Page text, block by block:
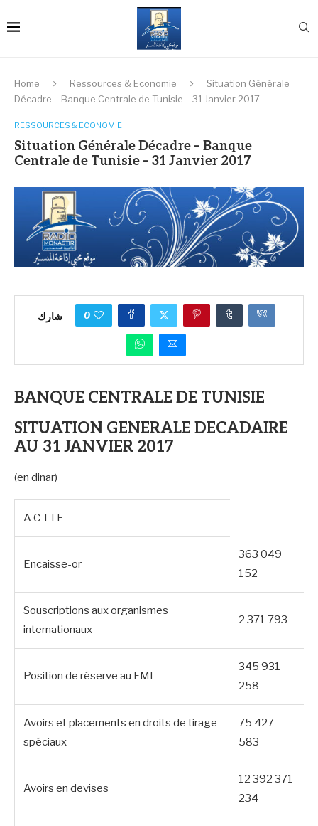
Home Ressources & Economie
Situation Générale
Décadre – Banque Centrale de Tunisie – 31 Janvier 2017
RESSOURCES & ECONOMIE
Situation Générale Décadre – Banque
Centrale de Tunisie – 31 Janvier 2017
شارك 0
BANQUE CENTRALE DE TUNISIE
SITUATION GENERALE DECADAIRE
AU 31 JANVIER 2017
(en dinar)
A C T I F
Encaisse-or
363 049
152
Souscriptions aux organismes
internationaux
2 371 793
Position de réserve au FMI
345 931
258
Avoirs et placements en droits de tirage
spéciaux
75 427
583
Avoirs en devises
12 392 371
234